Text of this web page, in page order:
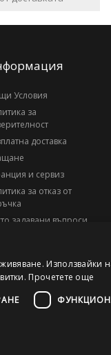
Условия
за
доставка
и сервиз
за отказ от
задавани въпроси
Използвайки
Прочетете още